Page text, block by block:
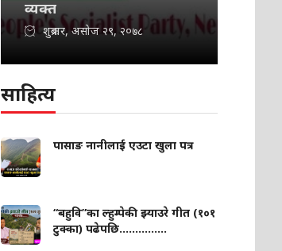
व्यक्त
शुक्रबार, असोज २९, २०७८
साहित्य
पासाङ नानीलाई एउटा खुला पत्र
“बहुवि”का ल्हुम्पेकी झ्याउरे गीत (१०१
टुक्का) पढेपछि...............